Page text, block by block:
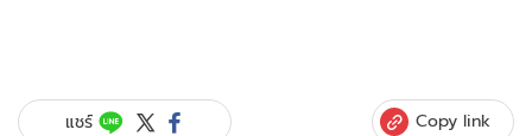
แชร์ Copy link